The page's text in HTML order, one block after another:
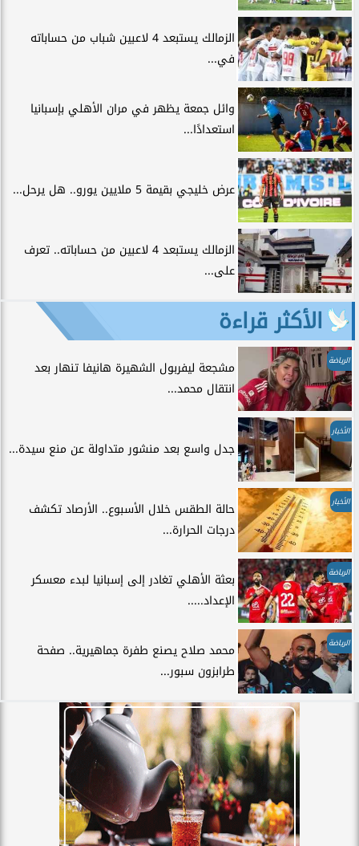
الزمالك يستبعد 4 لاعبين شباب من حساباته
في...
وائل جمعة يظهر في مران الأهلي بإسبانيا
استعدادًا...
عرض خليجي بقيمة 5 ملايين يورو.. هل يرحل...
الزمالك يستبعد 4 لاعبين من حساباته.. تعرف
على...
الأكثر قراءة
الرياضة
مشجعة ليفربول الشهيرة هانيفا تنهار بعد
انتقال محمد...
الأخبار
جدل واسع بعد منشور متداولة عن منع سيدة...
الأخبار
حالة الطقس خلال الأسبوع.. الأرصاد تكشف
درجات الحرارة...
الرياضة
بعثة الأهلي تغادر إلى إسبانيا لبدء معسكر
الإعداد.....
الرياضة
محمد صلاح يصنع طفرة جماهيرية.. صفحة
طرابزون سبور...